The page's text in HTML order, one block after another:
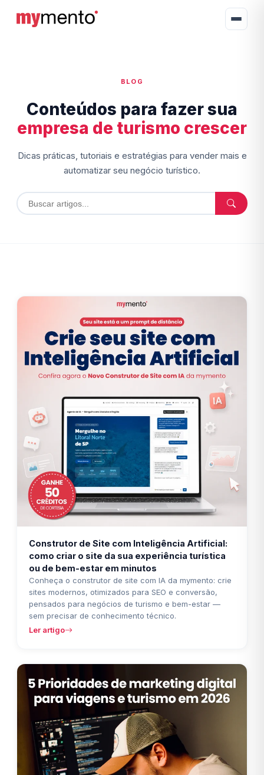
BLOG
Conteúdos para fazer sua
empresa de turismo crescer
Dicas práticas, tutoriais e estratégias para vender mais e
automatizar seu negócio turístico.
Construtor de Site com Inteligência Artificial:
como criar o site da sua experiência turística
ou de bem-estar em minutos
Conheça o construtor de site com IA da mymento: crie
sites modernos, otimizados para SEO e conversão,
pensados para negócios de turismo e bem-estar —
sem precisar de conhecimento técnico.
Ler artigo